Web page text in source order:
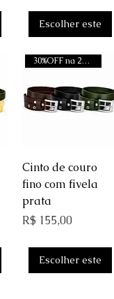
Escolher este
Visualização rápida
30%OFF na 2a unidade
Cinto de couro
fino com fivela
prata
Preço
R$ 155,00
Escolher este